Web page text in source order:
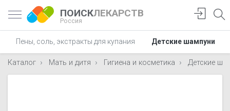
ПОИСКЛЕКАРСТВ
Россия
Пены, соль, экстракты для купания Детские шампуни
Каталог Мать и дитя Гигиена и косметика Детские